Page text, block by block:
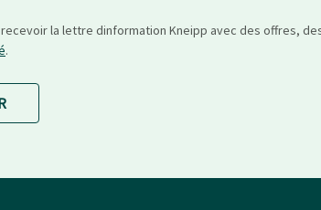
la lettre dinformation Kneipp avec des offres,
.